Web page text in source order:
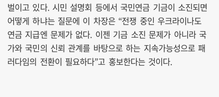
벌이고 있다. 시민 설명회 등에서 국민연금 기금이 소진되면
어떻게 하냐는 질문에 이 차장은 “전쟁 중인 우크라이나도
연금 지급엔 문제가 없다. 이젠 기금 소진 문제가 아니라 국
가와 국민의 신뢰 관계를 바탕으로 하는 지속가능성으로 패
러다임의 전환이 필요하다”고 홍보한다는 것이다.